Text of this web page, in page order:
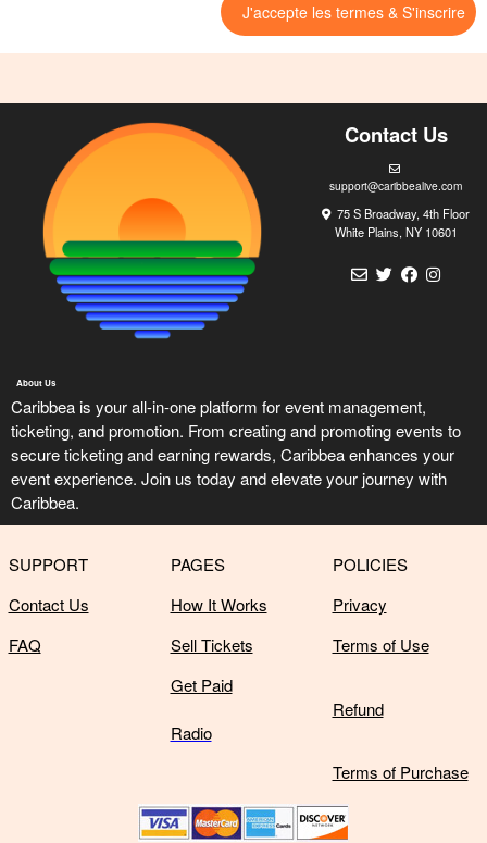
J'accepte les termes & S'inscrire
Contact Us
support@caribbealive.com
75 S Broadway, 4th Floor
White Plains, NY 10601
About Us
Caribbea is your all-in-one platform for event management,
ticketing, and promotion. From creating and promoting events to
secure ticketing and earning rewards, Caribbea enhances your
event experience. Join us today and elevate your journey with
Caribbea.
SUPPORT PAGES
POLICIES
Contact Us
How It Works
Privacy
FAQ
Sell Tickets
Terms of Use
Get Paid
Radio
Refund
Terms of Purchase